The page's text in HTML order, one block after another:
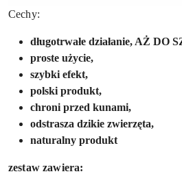
Cechy:
długotrwałe działanie, AŻ DO
proste użycie,
szybki efekt,
polski produkt,
chroni przed kunami,
odstrasza dzikie zwierzęta,
naturalny produkt
zestaw zawiera: